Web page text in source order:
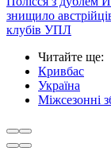
знищило
клубів УПЛ
Читайте ще:
Кривбас
Україна
Міжсезонні